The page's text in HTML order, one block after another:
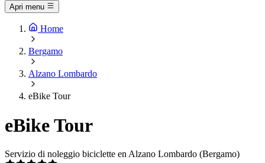
Apri menu
Home
Bergamo
Alzano Lombardo
eBike Tour
eBike Tour
Servizio di noleggio biciclette en Alzano Lombardo (Bergamo)